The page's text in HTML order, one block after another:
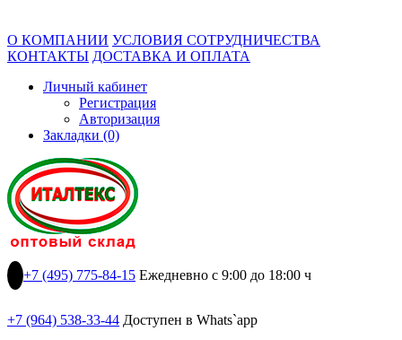
О КОМПАНИИ УСЛОВИЯ СОТРУДНИЧЕСТВА
КОНТАКТЫ ДОСТАВКА И ОПЛАТА
Личный кабинет
Регистрация
Авторизация
Закладки (0)
+7 (495) 775-84-15 Ежедневно с 9:00 до 18:00 ч
+7 (964) 538-33-44 Доступен в Whats`app